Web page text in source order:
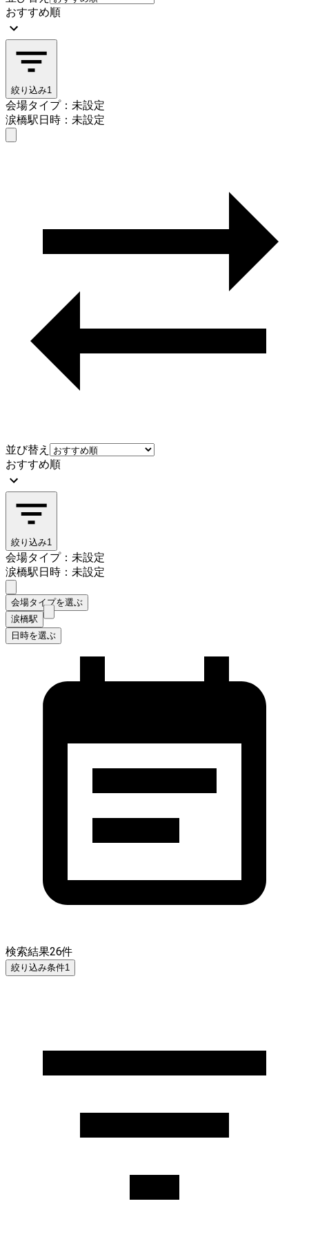
おすすめ順
絞り込み1
会場タイプ：未設定
涙橋駅日時：未設定
並び替え
おすすめ順
絞り込み1
会場タイプ：未設定
涙橋駅日時：未設定
会場タイプを選ぶ
涙橋駅
日時を選ぶ
検索結果26件
絞り込み条件1